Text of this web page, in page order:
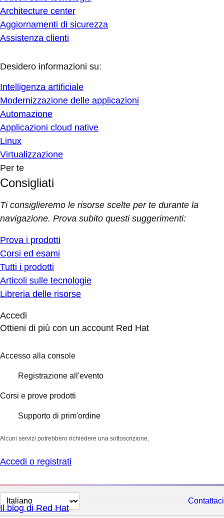
Architecture center
Aggiornamenti di sicurezza
Assistenza clienti
Desidero informazioni su:
Intelligenza artificiale
Modernizzazione delle applicazioni
Automazione
Applicazioni cloud native
Linux
Virtualizzazione
Per te
Consigliati
Ti consiglieremo le risorse scelte per te durante la
navigazione. Prova subito questi suggerimenti:
Prova i prodotti
Corsi ed esami
Tutti i prodotti
Articoli sulle tecnologie
Libreria delle risorse
Accedi
Ottieni di più con un account Red Hat
Accesso alla console
Registrazione all'evento
Corsi e prove prodotti
Supporto di prim'ordine
Alcuni servizi potrebbero richiedere una sottoscrizione.
Accedi o registrati
Cambia
lingua
Contattaci
Il blog di Red Hat